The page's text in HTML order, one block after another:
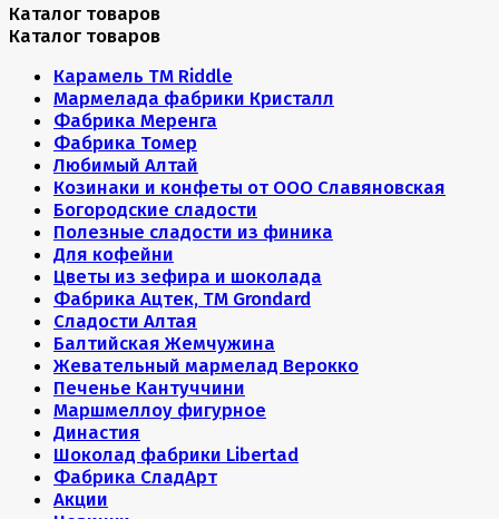
Каталог товаров
Каталог товаров
Карамель ТМ Riddle
Мармелада фабрики Кристалл
Фабрика Меренга
Фабрика Томер
Любимый Алтай
Козинаки и конфеты от ООО Славяновская
Богородские сладости
Полезные сладости из финика
Для кофейни
Цветы из зефира и шоколада
Фабрика Ацтек, ТМ Grondard
Сладости Алтая
Балтийская Жемчужина
Жевательный мармелад Верокко
Печенье Кантуччини
Маршмеллоу фигурное
Династия
Шоколад фабрики Libertad
Фабрика СладАрт
Акции